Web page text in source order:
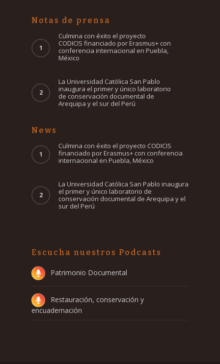
Notas de prensa
Culmina con éxito el proyecto
CODICIS financiado por Erasmus+ con
conferencia internacional en Puebla,
México
La Universidad Católica San Pablo
inaugura el primer y único laboratorio
de conservación documental de
Arequipa y el sur del Perú
News
Culmina con éxito el proyecto CODICIS
financiado por Erasmus+ con conferencia
internacional en Puebla, México
La Universidad Católica San Pablo inaugura
el primer y único laboratorio de
conservación documental de Arequipa y el
sur del Perú
Escucha nuestros Podcasts
Patrimonio Documental
Restauración, conservación y
encuadernación